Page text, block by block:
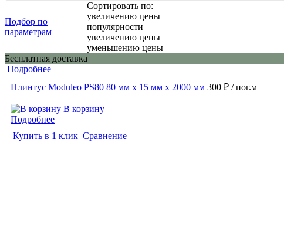
Подбор по
параметрам
Сортировать по:
увеличению цены
популярности
увеличению цены
уменьшению цены
Бесплатная доставка
Подробнее
Плинтус Moduleo PS80 80 мм х 15 мм х 2000 мм 300 ₽ / пог.м
В корзину
Подробнее
Купить в 1 клик Сравнение